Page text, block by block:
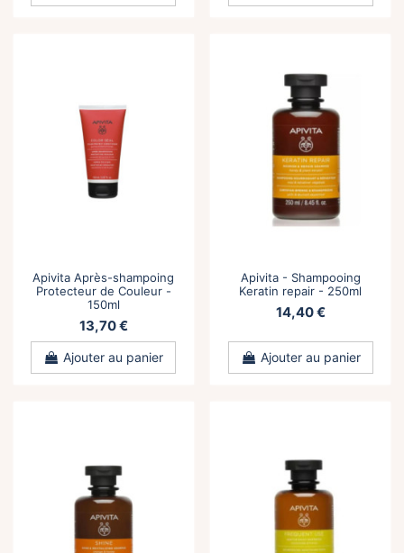
Apivita Après-shampoing
Protecteur de Couleur -
150ml
13,70 €
Ajouter au panier
Apivita - Shampooing
Keratin repair - 250ml
14,40 €
Ajouter au panier